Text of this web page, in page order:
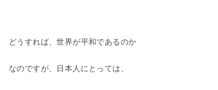
どうすれば、世界が平和であるのか
なのですが、日本人にとっては、